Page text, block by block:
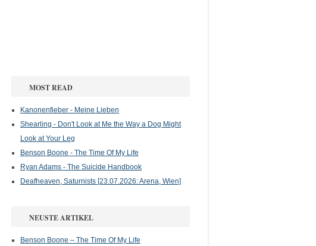
MOST READ
Kanonenfieber - Meine Lieben
Shearling - Don't Look at Me the Way a Dog Might
Look at Your Leg
Benson Boone - The Time Of My Life
Ryan Adams - The Suicide Handbook
Deafheaven, Saturnists [23.07.2026: Arena, Wien]
NEUSTE ARTIKEL
Benson Boone – The Time Of My Life